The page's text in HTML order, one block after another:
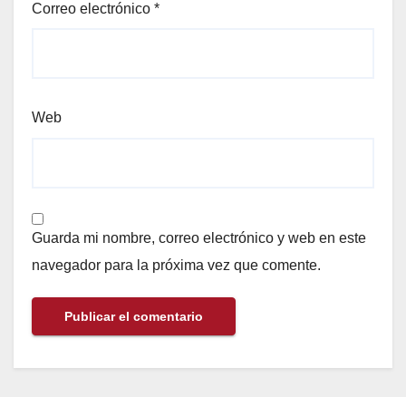
Correo electrónico *
Web
Guarda mi nombre, correo electrónico y web en este
navegador para la próxima vez que comente.